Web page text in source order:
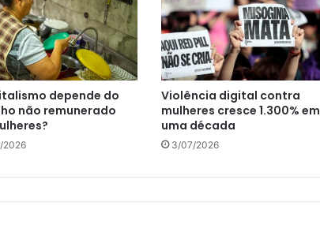
depende do
não remunerado
2026
Violência digital contra
mulheres cresce 1.300% em
uma década
3/07/2026